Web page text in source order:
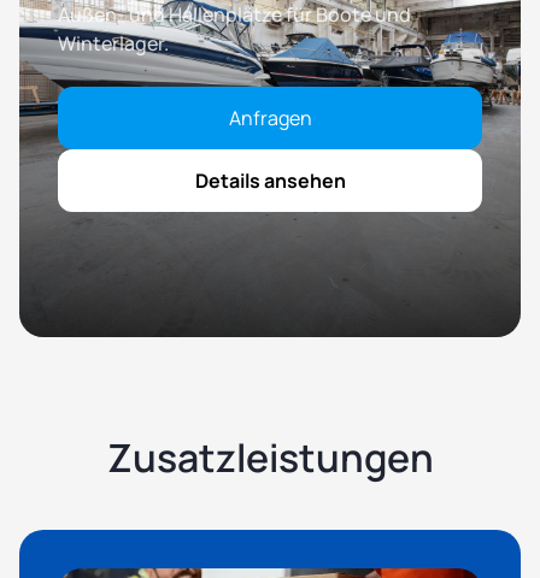
Außen- und Hallenplätze für Boote und
Winterlager.
Anfragen
Details ansehen
Zusatzleistungen